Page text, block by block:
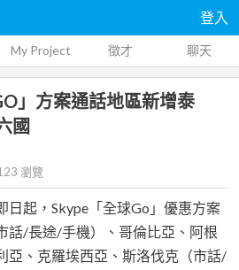
登入
My Project 徵才 聊天
」方案通話地區新增泰
國
瀏覽
日起，Skype「全球Go」優惠方案
話/長途/手機）、哥倫比亞、阿根
亞、克羅埃西亞、斯洛伐克（市話/